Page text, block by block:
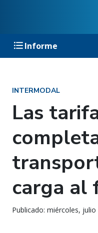
Informe
INTERMODAL
Las
carga al
Publicado: miércoles,